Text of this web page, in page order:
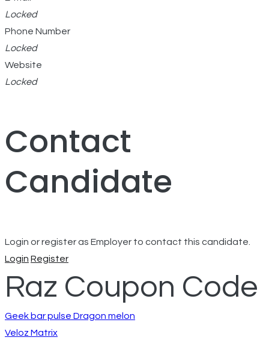
Locked
Phone Number
Locked
Website
Locked
Contact
Candidate
Login or register as Employer to contact this candidate.
Login Register
Raz Coupon Code
Geek bar pulse Dragon melon
Veloz Matrix